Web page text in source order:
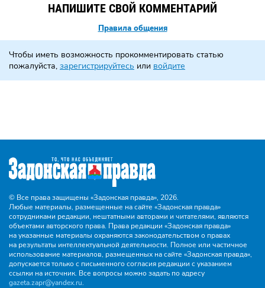
НАПИШИТЕ СВОЙ КОММЕНТАРИЙ
Правила общения
Чтобы иметь возможность прокомментировать статью
пожалуйста, зарегистрируйтесь или войдите
© Все права защищены «Задонская правда», 2026.
Любые материалы, размещенные на сайте «Задонская правда»
сотрудниками редакции, нештатными авторами и читателями, являются
объектами авторского права. Права редакции «Задонская правда»
на указанные материалы охраняются законодательством о правах
на результаты интеллектуальной деятельности. Полное или частичное
использование материалов, размещенных на сайте «Задонская правда»,
допускается только с письменного согласия редакции с указанием
ссылки на источник. Все вопросы можно задать по адресу
gazeta.zapr@yandex.ru.